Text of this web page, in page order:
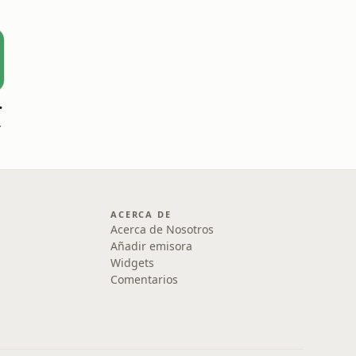
ESP
ACERCA DE
Acerca de Nosotros
Añadir emisora
Widgets
Comentarios